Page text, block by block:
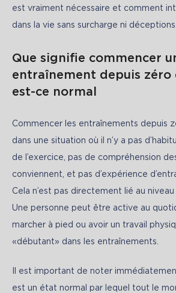
est vraiment nécessaire et comment
dans la vie sans surcharge ni déceptions.
Que signifie commencer
entraînement depuis zéro
est-ce normal
Commencer les entraînements depuis
dans une situation où il n’y a pas
de l’exercice, pas de compréhension
conviennent, et pas d’expérience
Cela n’est pas directement lié au
Une personne peut être active au
marcher à pied ou avoir un travail
«débutant» dans les entraînements.
Il est important de noter
est un état normal par lequel tout le